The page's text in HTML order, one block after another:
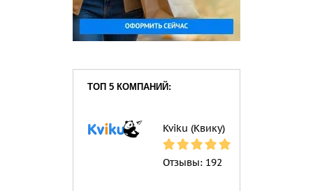
ТОП 5 КОМПАНИЙ:
Kviku (Квику)
Отзывы: 192